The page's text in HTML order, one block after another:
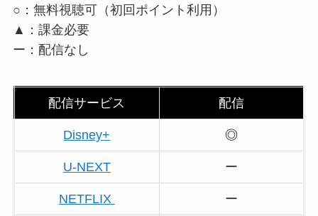
○：無料視聴可（初回ポイント利用）
▲：課金必要
ー：配信なし
配信サービス 配信
Disney+ ◎
U-NEXT ー
NETFLIX ー